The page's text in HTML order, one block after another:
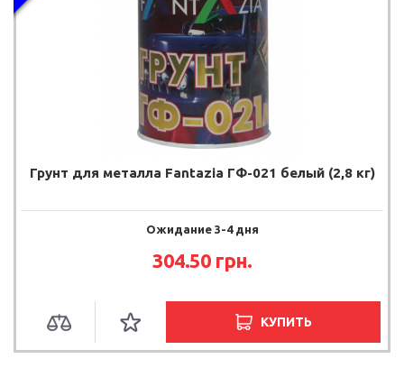
Грунт для металла Fantazia ГФ-021 белый (2,8 кг)
Ожидание 3-4 дня
304.50 грн.
КУПИТЬ